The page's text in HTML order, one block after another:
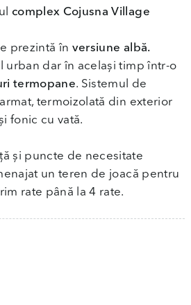
complex Cojusna Village
prezintă în versiune albă.
urban dar în același timp într-o
termopane. Sistemul de
termoizolată din exterior
fonic cu vată.
și puncte de necesitate
un teren de joacă pentru
rate până la 4 rate.